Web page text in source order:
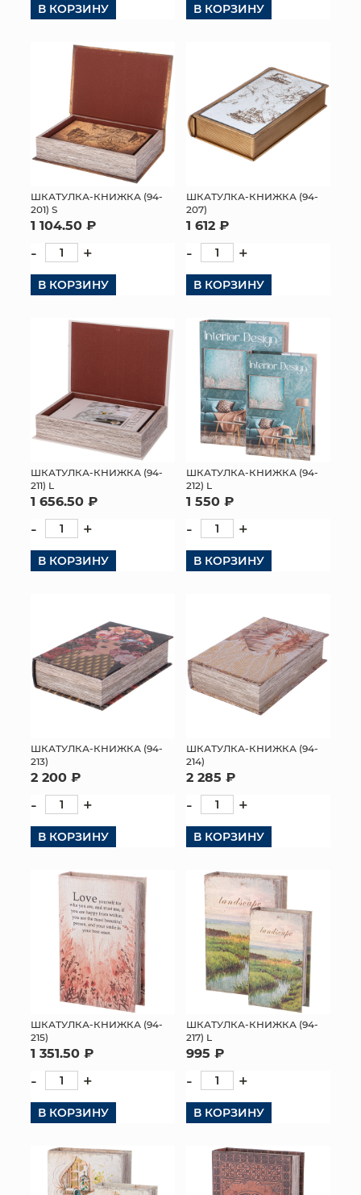
В КОРЗИНУ В КОРЗИНУ
ШКАТУЛКА-КНИЖКА (94-
201) S
1 104.50 ₽
- +
В КОРЗИНУ
ШКАТУЛКА-КНИЖКА (94-
207)
1 612 ₽
- +
В КОРЗИНУ
ШКАТУЛКА-КНИЖКА (94-
211) L
1 656.50 ₽
- +
В КОРЗИНУ
ШКАТУЛКА-КНИЖКА (94-
212) L
1 550 ₽
- +
В КОРЗИНУ
ШКАТУЛКА-КНИЖКА (94-
213)
2 200 ₽
- +
В КОРЗИНУ
ШКАТУЛКА-КНИЖКА (94-
214)
2 285 ₽
- +
В КОРЗИНУ
ШКАТУЛКА-КНИЖКА (94-
215)
1 351.50 ₽
- +
В КОРЗИНУ
ШКАТУЛКА-КНИЖКА (94-
217) L
995 ₽
- +
В КОРЗИНУ